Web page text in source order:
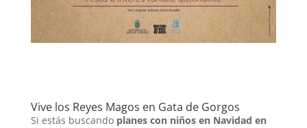
Vive los Reyes Magos en Gata de Gorgos
Si estás buscando planes con niños en Navidad en